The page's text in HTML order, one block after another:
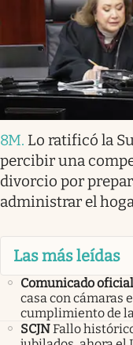
8M. Lo ratificó la
percibir una
divorcio por
administrar el
Las más leídas
Comunicado oficial
casa con cámaras
cumplimiento de
SCJNFallo